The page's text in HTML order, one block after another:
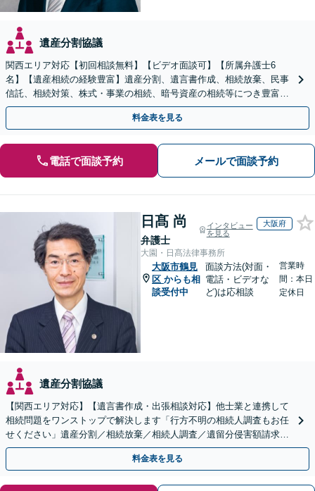
遺産分割協議
関西エリア対応【初回相談無料】【ビデオ面談可】【所属弁護士6
名】【遺産相続の経験豊富】遺産分割、遺言書作成、相続放棄、民事
信託、相続対策、株式・事業の相続、暗号資産の相続等につき豊富な
対応実績。【バリアフリー】【完全個室対応】
料金表を見る
電話で面談予約 メールで面談予約
日髙 尚
弁護士
インタビュー
を見る
大阪府
大園・日髙法律事務所
大阪市鶴見
区 からも相
談受付中
面談方法(対面・
電話・ビデオな
ど)は応相談
営業時
間：本日
定休日
遺産分割協議
【関西エリア対応】【遺言書作成・出張相談対応】他士業と連携して
相続問題をワンストップで解決します「行方不明の相続人調査もお任
せください」遺産分割／相続放棄／相続人調査／遺留分侵害額請求／
登記など【休日・夜間面談可】【分割払い対応】
料金表を見る